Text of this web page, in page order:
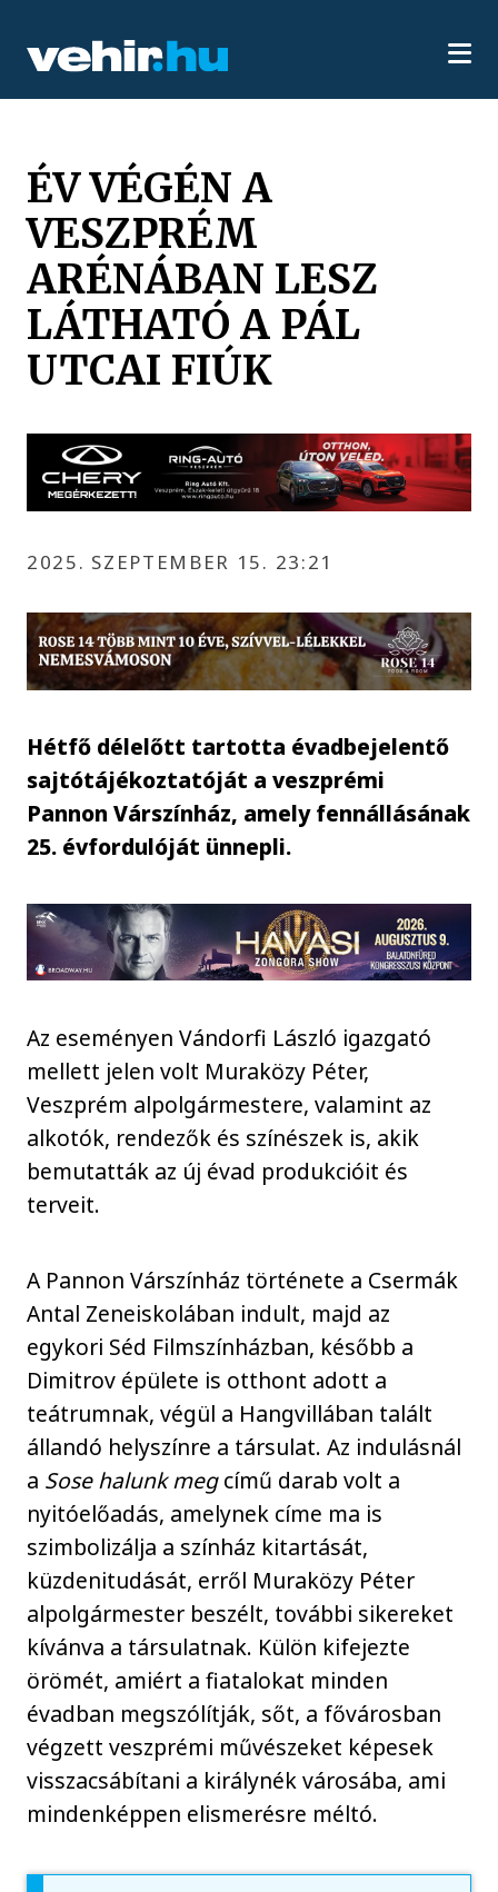
ÉV VÉGÉN A
VESZPRÉM
ARÉNÁBAN LESZ
LÁTHATÓ A PÁL
UTCAI FIÚK
2025. SZEPTEMBER 15. 23:21
Hétfő délelőtt tartotta évadbejelentő
sajtótájékoztatóját a veszprémi
Pannon Várszínház, amely fennállásának
25. évfordulóját ünnepli.
Az eseményen Vándorfi László igazgató
mellett jelen volt Muraközy Péter,
Veszprém alpolgármestere, valamint az
alkotók, rendezők és színészek is, akik
bemutatták az új évad produkcióit és
terveit.
A Pannon Várszínház története a Csermák
Antal Zeneiskolában indult, majd az
egykori Séd Filmszínházban, később a
Dimitrov épülete is otthont adott a
teátrumnak, végül a Hangvillában talált
állandó helyszínre a társulat. Az indulásnál
a Sose halunk megcímű darab volt a
nyitóelőadás, amelynek címe ma is
szimbolizálja a színház kitartását,
küzdenitudását, erről Muraközy Péter
alpolgármester beszélt, további sikereket
kívánva a társulatnak. Külön kifejezte
örömét, amiért a fiatalokat minden
évadban megszólítják, sőt, a fővárosban
végzett veszprémi művészeket képesek
visszacsábítani a királynék városába, ami
mindenképpen elismerésre méltó.